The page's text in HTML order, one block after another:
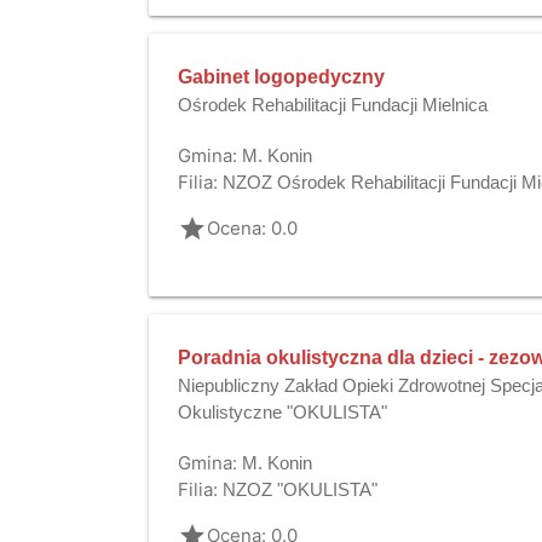
Gabinet logopedyczny
Ośrodek Rehabilitacji Fundacji Mielnica
Gmina: M. Konin
Filia: NZOZ Ośrodek Rehabilitacji Fundacji
gradeOcena: 0.0
Poradnia okulistyczna dla dzieci -
Niepubliczny Zakład Opieki Zdrowotnej
Okulistyczne "OKULISTA"
Gmina: M. Konin
Filia: NZOZ "OKULISTA"
gradeOcena: 0.0